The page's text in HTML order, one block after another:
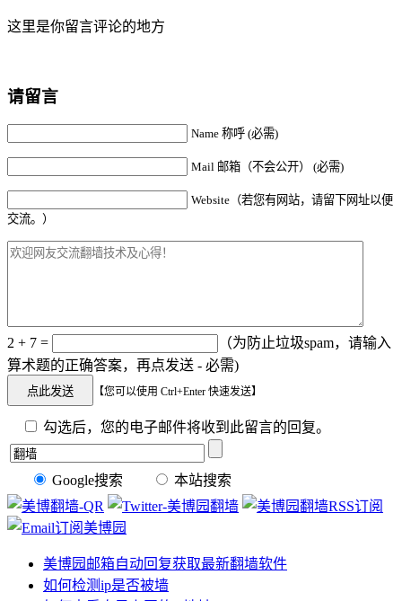
这里是你留言评论的地方
请留言
Name 称呼 (必需)
Mail 邮箱（不会公开） (必需)
Website（若您有网站，请留下网址以便
交流。）
2 + 7 =
（为防止垃圾spam，请输入
算术题的正确答案，再点发送 - 必需)
【您可以使用 Ctrl+Enter 快速发送】
勾选后，您的电子邮件将收到此留言的回复。
Google搜索 本站搜索
美博园邮箱自动回复获取最新翻墙软件
如何检测ip是否被墙